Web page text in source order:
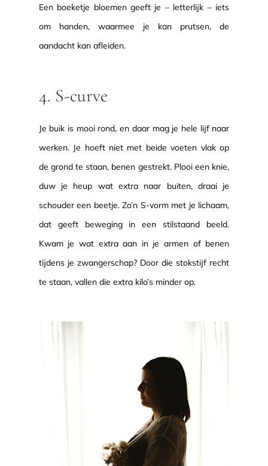
Een boeketje bloemen geeft je – letterlijk – iets
om handen, waarmee je kan prutsen, de
aandacht kan afleiden.
4. S-curve
Je buik is mooi rond, en daar mag je hele lijf naar
werken. Je hoeft niet met beide voeten vlak op
de grond te staan, benen gestrekt. Plooi een knie,
duw je heup wat extra naar buiten, draai je
schouder een beetje. Zo’n S-vorm met je lichaam,
dat geeft beweging in een stilstaand beeld.
Kwam je wat extra aan in je armen of benen
tijdens je zwangerschap? Door die stokstijf recht
te staan, vallen die extra kilo’s minder op.